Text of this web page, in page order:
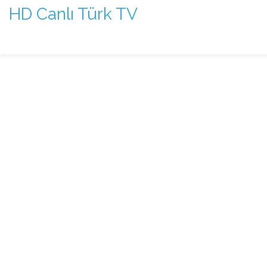
HD Canlı Türk TV